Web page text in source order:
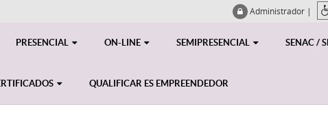
Administrador |
PRESENCIAL ON-LINE SEMIPRESENCIAL SENAC /
QUALIFICAR ES EMPREENDEDOR